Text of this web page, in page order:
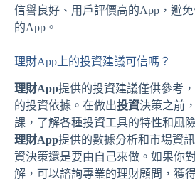
信譽良好、用戶評價高的App，避
的App。
理財App上的投資建議可信嗎？
理財App提供的投資建議僅供參考
的投資依據。在做出投資決策之前
課，了解各種投資工具的特性和風
理財App提供的數據分析和市場資
資決策還是要由自己來做。如果你
解，可以諮詢專業的理財顧問，獲